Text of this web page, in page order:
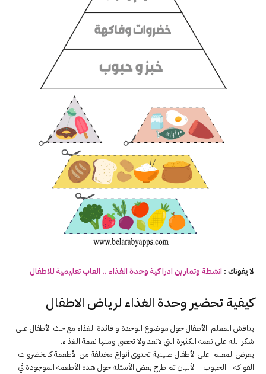
لا يفوتك : انشطة وتمارين ادراكية وحدة الغذاء .. العاب تعليمية للاطفال
كيفية تحضير وحدة الغذاء لرياض الاطفال
يناقش المعلم الأطفال حول موضوع الوحدة و فائدة الغذاء مع حث الأطفال على
شكر الله على نعمه الكثيرة التي لاتعد ولا تحصى ومنها نعمة الغذاء.
يعرض المعلم على الأطفال صينية تحتوى أنواع مختلفة من الأطعمة كالخضروات-
الفواكه –الحبوب –الألبان ثم طرح بعض الأسئلة حول هذه الأطعمة الموجودة في